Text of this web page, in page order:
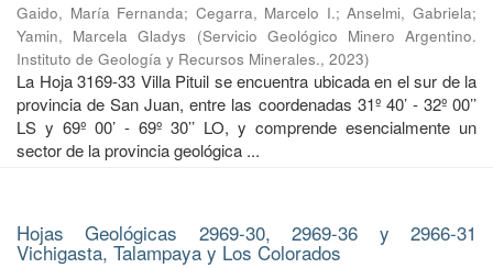
Gaido, María Fernanda; Cegarra, Marcelo I.;Anselmi, Gabriela;
Yamin, Marcela Gladys
(Servicio Geológico Minero Argentino.
Instituto de Geología y Recursos Minerales., 2023)
La Hoja 3169-33 Villa Pituil se encuentra ubicada en el sur de la
provincia de San Juan, entre las coordenadas 31º 40’ - 32º 00’’
LS y 69º 00’ - 69º 30’’ LO, y comprende esencialmente un
sector de la provincia geológica ...
Hojas Geológicas 2969-30, 2969-36 y 2966-31
Vichigasta, Talampaya y Los Colorados